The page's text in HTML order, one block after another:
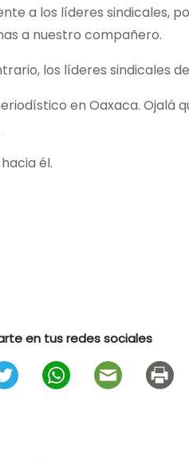
a los líderes sindicales,
a nuestro compañero.
los líderes sindicales
en Oaxaca. Ojalá
él.
en tus redes sociales